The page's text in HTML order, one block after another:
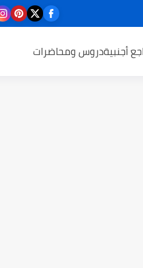
أجنبيةدروس ومحاضرات